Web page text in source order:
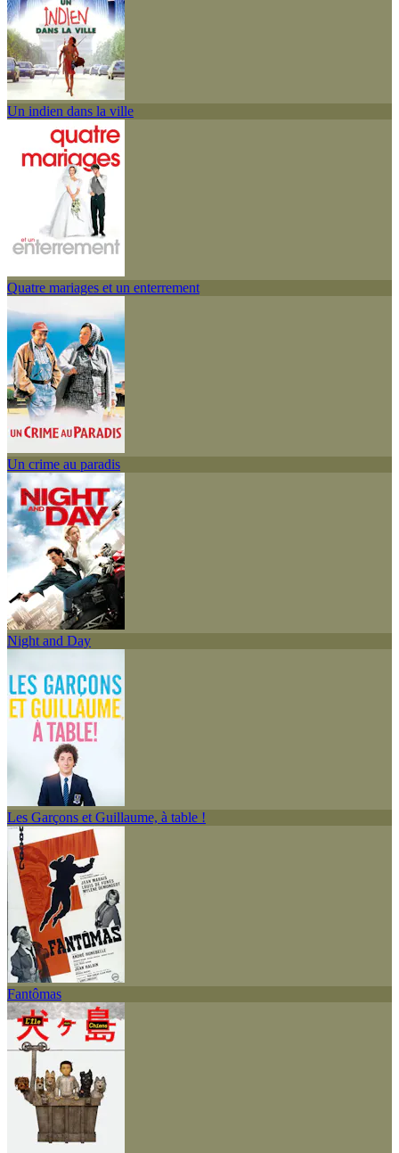
Un indien dans la ville
Quatre mariages et un enterrement
Un crime au paradis
Night and Day
Les Garçons et Guillaume, à table !
Fantômas